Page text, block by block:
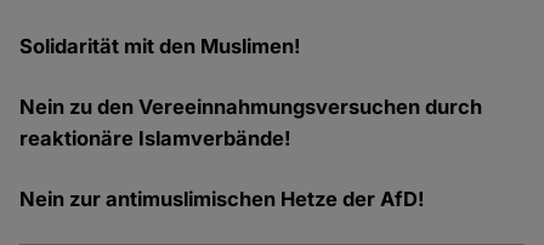
Solidarität mit den Muslimen!
Nein zu den Vereeinnahmungsversuchen durch
reaktionäre Islamverbände!
Nein zur antimuslimischen Hetze der AfD!